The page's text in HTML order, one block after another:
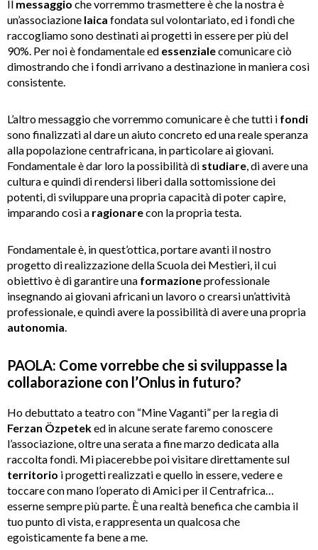
Il messaggio che vorremmo trasmettere è che la nostra è
un’associazione laica fondata sul volontariato, ed i fondi che
raccogliamo sono destinati ai progetti in essere per più del
90%. Per noi è fondamentale ed essenzialecomunicare ciò
dimostrando che i fondi arrivano a destinazione in maniera così
consistente.
L’altro messaggio che vorremmo comunicare è che tutti i fondi
sono finalizzati al dare un aiuto concreto ed una reale speranza
alla popolazione centrafricana, in particolare ai giovani.
Fondamentale è dar loro la possibilità di studiare, di avere una
cultura e quindi di rendersi liberi dalla sottomissione dei
potenti, di sviluppare una propria capacità di poter capire,
imparando così a ragionarecon la propria testa.
Fondamentale è, in quest’ottica, portare avanti il nostro
progetto di realizzazione della Scuola dei Mestieri, il cui
obiettivo è di garantire una formazioneprofessionale
insegnando ai giovani africani un lavoro o crearsi un’attività
professionale, e quindi avere la possibilità di avere una propria
autonomia.
PAOLA: Come vorrebbe che si sviluppasse la
collaborazione con l’Onlus in futuro?
Ho debuttato a teatro con “Mine Vaganti” per la regia di
Ferzan Özpeteked in alcune serate faremo conoscere
l’associazione, oltre una serata a fine marzo dedicata alla
raccolta fondi. Mi piacerebbe poi visitare direttamente sul
territorio i progetti realizzati e quello in essere, vedere e
toccare con mano l’operato di Amici per il Centrafrica…
esserne sempre più parte. È una realtà benefica che cambia il
tuo punto di vista, e rappresenta un qualcosa che
egoisticamente fa bene a me.